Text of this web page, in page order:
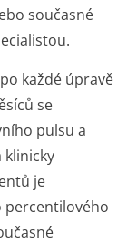
současné
každé úpravě
se
pulsu a
klinicky
je
percentilového